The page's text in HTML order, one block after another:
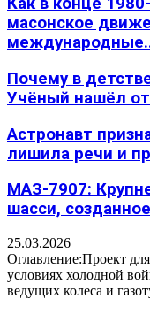
масонское
Почему в
Учёный нашёл
Астронавт
лишила речи и
МАЗ-7907:
шасси,
25.03.2026
Оглавление:Проект
условиях холодной
ведущих колеса и